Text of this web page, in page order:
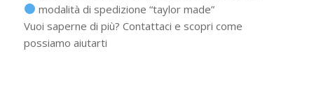
modalità di spedizione “taylor made”
Vuoi saperne di più? Contattaci e scopri come
possiamo aiutarti